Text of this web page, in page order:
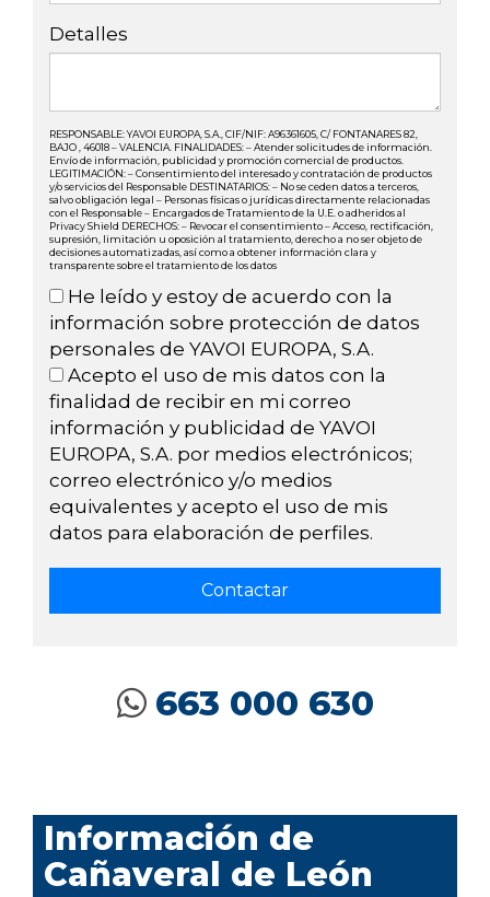
Detalles
RESPONSABLE: YAVOI EUROPA, S.A., CIF/NIF: A96361605, C/ FONTANARES 82,
BAJO , 46018 – VALENCIA. FINALIDADES: – Atender solicitudes de información.
Envío de información, publicidad y promoción comercial de productos.
LEGITIMACIÓN: – Consentimiento del interesado y contratación de productos
y/o servicios del Responsable DESTINATARIOS: – No se ceden datos a terceros,
salvo obligación legal – Personas físicas o jurídicas directamente relacionadas
con el Responsable – Encargados de Tratamiento de la U.E. o adheridos al
Privacy Shield DERECHOS: – Revocar el consentimiento – Acceso, rectificación,
supresión, limitación u oposición al tratamiento, derecho a no ser objeto de
decisiones automatizadas, así como a obtener información clara y
transparente sobre el tratamiento de los datos
He leído y estoy de acuerdo con la
información sobre protección de datos
personales de YAVOI EUROPA, S.A.
Acepto el uso de mis datos con la
finalidad de recibir en mi correo
información y publicidad de YAVOI
EUROPA, S.A. por medios electrónicos;
correo electrónico y/o medios
equivalentes y acepto el uso de mis
datos para elaboración de perfiles.
663 000 630
Información de
Cañaveral de León